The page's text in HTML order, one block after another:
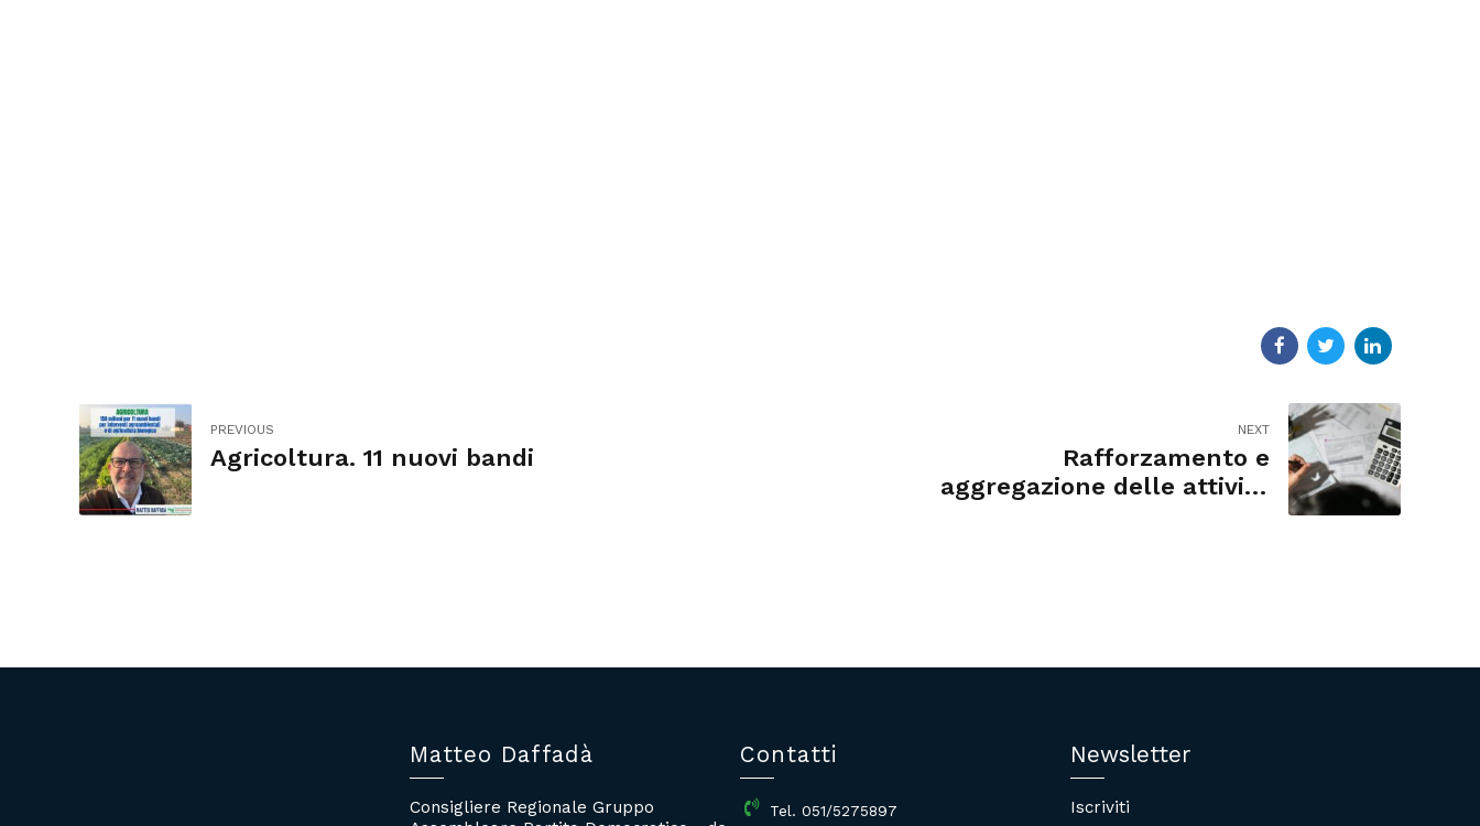
PREVIOUS
Agricoltura. 11 nuovi bandi
NEXT
Rafforzamento e
aggregazione delle attività
Matteo Daffadà
Consigliere Regionale Gruppo
Contatti
Tel. 051/5275897
Newsletter
Iscriviti